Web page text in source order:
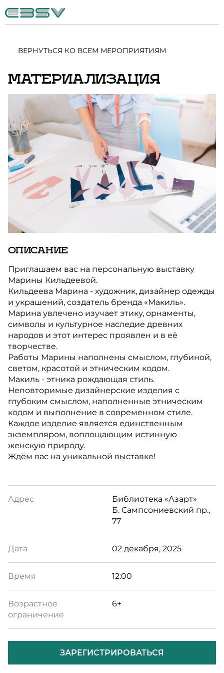
ВЕРНУТЬСЯ КО ВСЕМ МЕРОПРИЯТИЯМ
МАТЕРИАЛИЗАЦИЯ
ОПИСАНИЕ
Приглашаем вас на персональную выставку
Марины Кильдеевой.
Кильдеева Марина - художник, дизайнер одежды
и украшений, создатель бренда «Макиль».
Марина увлечено изучает этику, орнаменты,
символы и культурное наследие древних
народов и этот интерес проявлен и в её
творчестве.
Работы Марины наполнены смыслом, глубиной,
светом, красотой и этническим кодом.
Макиль - этника рождающая стиль.
Неповторимые дизайнерские изделия с
глубоким смыслом, наполненные этническим
кодом и выполнение в современном стиле.
Каждое изделие является единственным
экземпляром, воплощающим истинную
женскую природу.
Ждём вас на уникальной выставке!
Адрес
Библиотека «Азарт»
Б. Сампсониевский пр.,
77
Дата 02 декабря, 2025
Время 12:00
Возрастное
ограничение
6+
ЗАРЕГИСТРИРОВАТЬСЯ